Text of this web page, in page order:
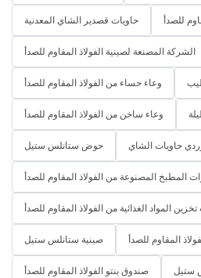
حاويات قصدير الشاي المعدنية للصدأ
الشركة المصنعة لصينية الفولاذ المقاوم للصدأ
وعاء حساء من الفولاذ المقاوم للصدأ
وعاء ساخن من الفولاذ المقاوم للصدأ
حوض ستانلس ستيل حاويات الشاي
المطبخ المصنوعة من الفولاذ المقاوم للصدأ
المواد الغذائية من الفولاذ المقاوم للصدأ
صينية ستانلس ستيل المقاوم للصدأ
صندوق بنتو الفولاذ المقاوم للصدأ ستيل